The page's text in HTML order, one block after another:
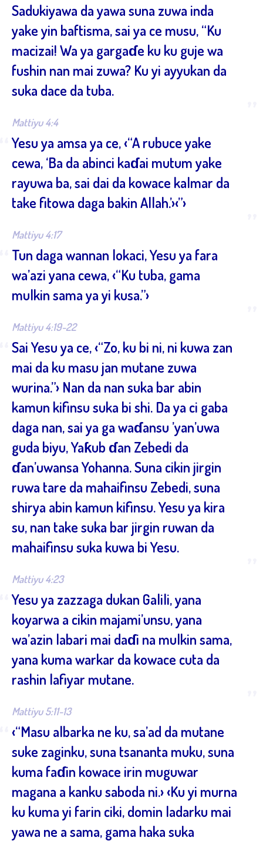
Sadukiyawa da yawa suna zuwa inda
yake yin baftisma, sai ya ce musu, “Ku
macizai! Wa ya gargaɗe ku ku guje wa
fushin nan mai zuwa? Ku yi ayyukan da
suka dace da tuba.
Mattiyu 4:4
Yesu ya amsa ya ce, ‹“A rubuce yake
cewa, ‘Ba da abinci kaɗai mutum yake
rayuwa ba, sai dai da kowace kalmar da
take fitowa daga bakin Allah.’›‹”›
Mattiyu 4:17
Tun daga wannan lokaci, Yesu ya fara
wa’azi yana cewa, ‹“Ku tuba, gama
mulkin sama ya yi kusa.”›
Mattiyu 4:19-22
Sai Yesu ya ce, ‹“Zo, ku bi ni, ni kuwa zan
mai da ku masu jan mutane zuwa
wurina.”› Nan da nan suka bar abin
kamun kifinsu suka bi shi. Da ya ci gaba
daga nan, sai ya ga waɗansu ’yan’uwa
guda biyu, Yaƙub ɗan Zebedi da
ɗan’uwansa Yohanna. Suna cikin jirgin
ruwa tare da mahaifinsu Zebedi, suna
shirya abin kamun kifinsu. Yesu ya kira
su, nan take suka bar jirgin ruwan da
mahaifinsu suka kuwa bi Yesu.
Mattiyu 4:23
Yesu ya zazzaga dukan Galili, yana
koyarwa a cikin majami’unsu, yana
wa’azin labari mai daɗi na mulkin sama,
yana kuma warkar da kowace cuta da
rashin lafiyar mutane.
Mattiyu 5:11-13
‹“Masu albarka ne ku, sa’ad da mutane
suke zaginku, suna tsananta muku, suna
kuma faɗin kowace irin muguwar
magana a kanku saboda ni.› ‹Ku yi murna
ku kuma yi farin ciki, domin ladarku mai
yawa ne a sama, gama haka suka